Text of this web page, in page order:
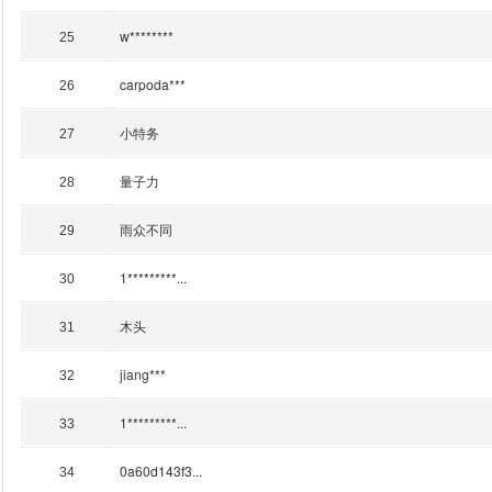
25 w********
26 carpoda***
27 小特务
28 量子力
29 雨众不同
30 1*********...
31 木头
32 jiang***
33 1*********...
34 0a60d143f3...